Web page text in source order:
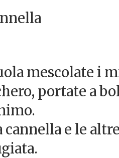
mescolate i
portate a
e le